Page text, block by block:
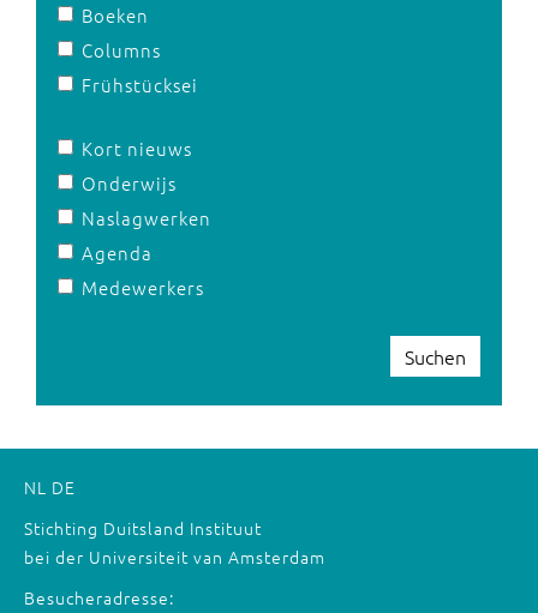
Boeken
Columns
Frühstücksei
Kort nieuws
Onderwijs
Naslagwerken
Agenda
Medewerkers
Suchen
NL DE
Stichting Duitsland Instituut
bei der Universiteit van Amsterdam
Besucheradresse: